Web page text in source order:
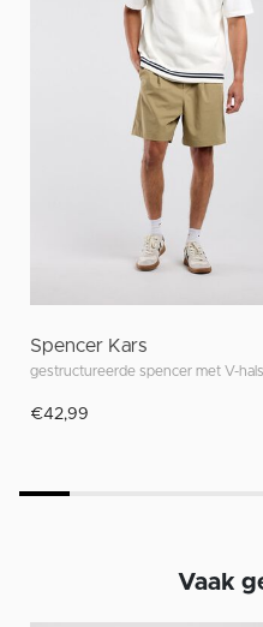
Spencer Kars
gestructureerde spencer met V-hals
€42,99
Vaak